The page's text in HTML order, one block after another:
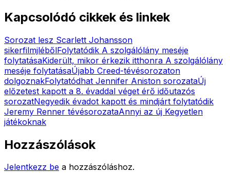
Kapcsolódó cikkek és linkek
Sorozat lesz Scarlett Johansson
sikerfilmjlébőlFolytatódik A szolgálólány meséje
folytatásaKiderült, mikor érkezik itthonra A szolgálólány
meséje folytatásaÚjabb Creed-tévésorozaton
dolgoznakFolytatódhat Jennifer Aniston sorozataÚj
előzetest kapott a 8. évaddal véget érő időutazós
sorozatNegyedik évadot kapott és mindjárt folytatódik
Jeremy Renner tévésorozataAnnyi az új Kegyetlen
játékoknak
Hozzászólások
Jelentkezz be a hozzászóláshoz.